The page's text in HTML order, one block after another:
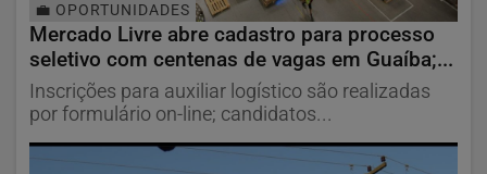
💼 OPORTUNIDADES
Mercado Livre abre cadastro para processo
seletivo com centenas de vagas em Guaíba;...
Inscrições para auxiliar logístico são realizadas
por formulário on-line; candidatos...